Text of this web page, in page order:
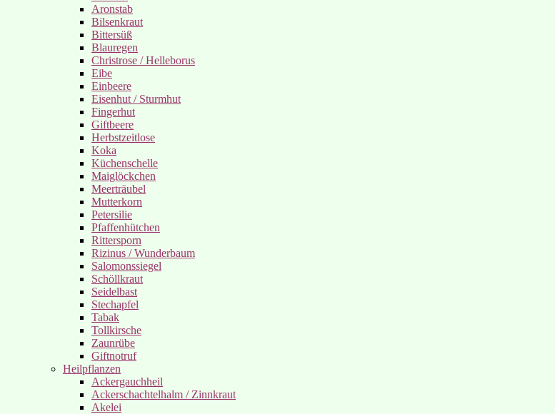
Aronstab
Bilsenkraut
Bittersüß
Blauregen
Christrose / Helleborus
Eibe
Einbeere
Eisenhut / Sturmhut
Fingerhut
Giftbeere
Herbstzeitlose
Koka
Küchenschelle
Maiglöckchen
Meerträubel
Mutterkorn
Petersilie
Pfaffenhütchen
Rittersporn
Rizinus / Wunderbaum
Salomonssiegel
Schöllkraut
Seidelbast
Stechapfel
Tabak
Tollkirsche
Zaunrübe
Giftnotruf
Heilpflanzen
Ackergauchheil
Ackerschachtelhalm / Zinnkraut
Akelei